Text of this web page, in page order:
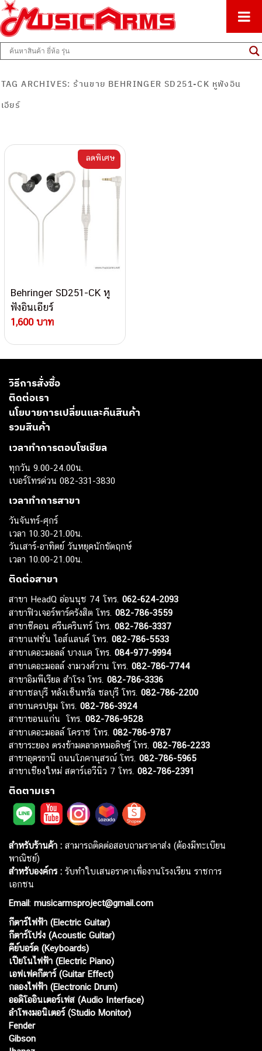
Music Arms
ศูนย์รวมครื่องดนตรีทุกชนิด ตั้งแต่เริ่มต้นถึงมืออาชีพ
TAG ARCHIVES: ร้านขาย BEHRINGER SD251-CK หูฟังอิน
เอียร์
Behringer SD251-CK หู
ฟังอินเอียร์
1,600 บาท
ลดพิเศษ
วิธีการสั่งซื้อ
ติดต่อเรา
นโยบายการเปลี่ยนและคืนสินค้า
รวมสินค้า
เวลาทำการตอบโซเชียล
ทุกวัน 9.00-24.00น.
เบอร์โทรด่วน 082-331-3830
เวลาทำการสาขา
วันจันทร์-ศุกร์
เวลา 10.30-21.00น.
วันเสาร์-อาทิตย์ วันหยุดนักขัตฤกษ์
เวลา 10.00-21.00น.
ติดต่อสาขา
สาขา HeadQ อ่อนนุช 74 โทร. 062-624-2093
สาขาฟิวเจอร์พาร์ครังสิต โทร. 082-786-3559
สาขาซีคอน ศรีนครินทร์ โทร. 082-786-3337
สาขาแฟชั่น ไอส์แลนด์ โทร. 082-786-5533
สาขาเดอะมอลล์ บางแค โทร. 084-977-9994
สาขาเดอะมอลล์ งามวงศ์วาน โทร. 082-786-7744
สาขาอิมพีเรียล สำโรง โทร. 082-786-3336
สาขาชลบุรี หลังเซ็นทรัล ชลบุรี โทร. 082-786-2200
สาขานครปฐม โทร. 082-786-3924
สาขาขอนแก่น โทร. 082-786-9528
สาขาเดอะมอลล์ โคราช โทร. 082-786-9787
สาขาระยอง ตรงข้ามตลาดหมอดิษฐ์ โทร. 082-786-2233
สาขาอุดรธานี ถนนโภคานุสรณ์ โทร. 082-786-5965
สาขาเชียงใหม่ สตาร์เอวีนิว 7 โทร. 082-786-2391
ติดตามเรา
สำหรับร้านค้า : สามารถติดต่อสอบถามราคาส่ง (ต้องมีทะเบียน
พาณิชย์)
สำหรับองค์กร : รับทำใบเสนอราคาเพื่องานโรงเรียน ราชการ
เอกชน
Email: musicarmsproject@gmail.com
กีตาร์ไฟฟ้า (Electric Guitar)
กีตาร์โปร่ง (Acoustic Guitar)
คีย์บอร์ด (Keyboards)
เปียโนไฟฟ้า (Electric Piano)
เอฟเฟคกีตาร์ (Guitar Effect)
กลองไฟฟ้า (Electronic Drum)
ออดิโออินเตอร์เฟส (Audio Interface)
ลำโพงมอนิเตอร์ (Studio Monitor)
Fender
Gibson